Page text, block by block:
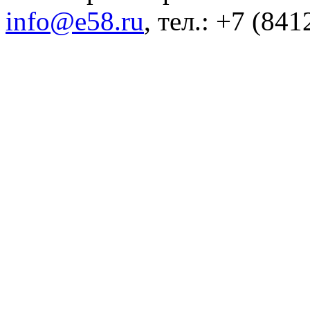
info@e58.ru, тел.: +7